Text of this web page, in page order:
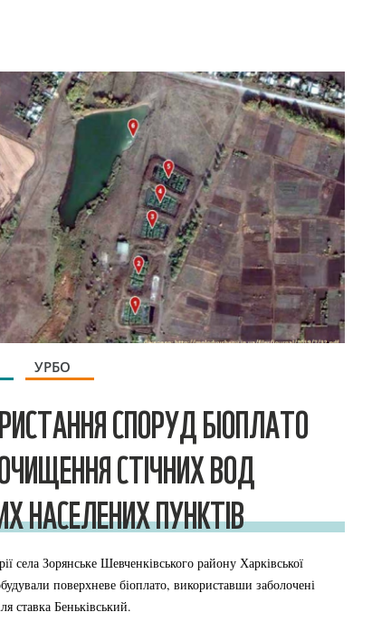
УРБО
СПОРУД БІОПЛАТО
СТІЧНИХ ВОД
НАСЕЛЕНИХ ПУНКТІВ
села Зорянське Шевченківського району Харківської
поверхневе біоплато, використавши заболочені
ставка Беньківський.